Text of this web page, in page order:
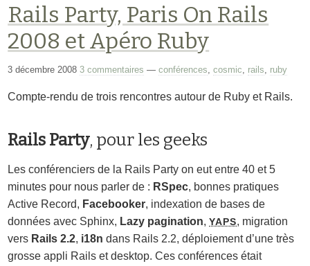
Rails Party, Paris On Rails
2008 et Apéro Ruby
3 décembre 2008 3 commentaires —conférences ,cosmic rails ruby
Compte-rendu de trois rencontres autour de Ruby et Rails.
Rails Party, pour les geeks
Les conférenciers de la Rails Party on eut entre 40 et 5
minutes pour nous parler de : RSpec, bonnes pratiques
Active Record, Facebooker, indexation de bases de
données avec Sphinx, Lazy pagination,YAPS, migration
vers Rails 2.2, i18n dans Rails 2.2, déploiement d’une très
grosse appli Rails et desktop. Ces conférences était